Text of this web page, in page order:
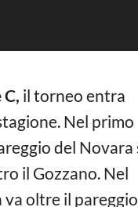
C, il torneo entra
Nel primo
del Novara
il Gozzano. Nel
va oltre il